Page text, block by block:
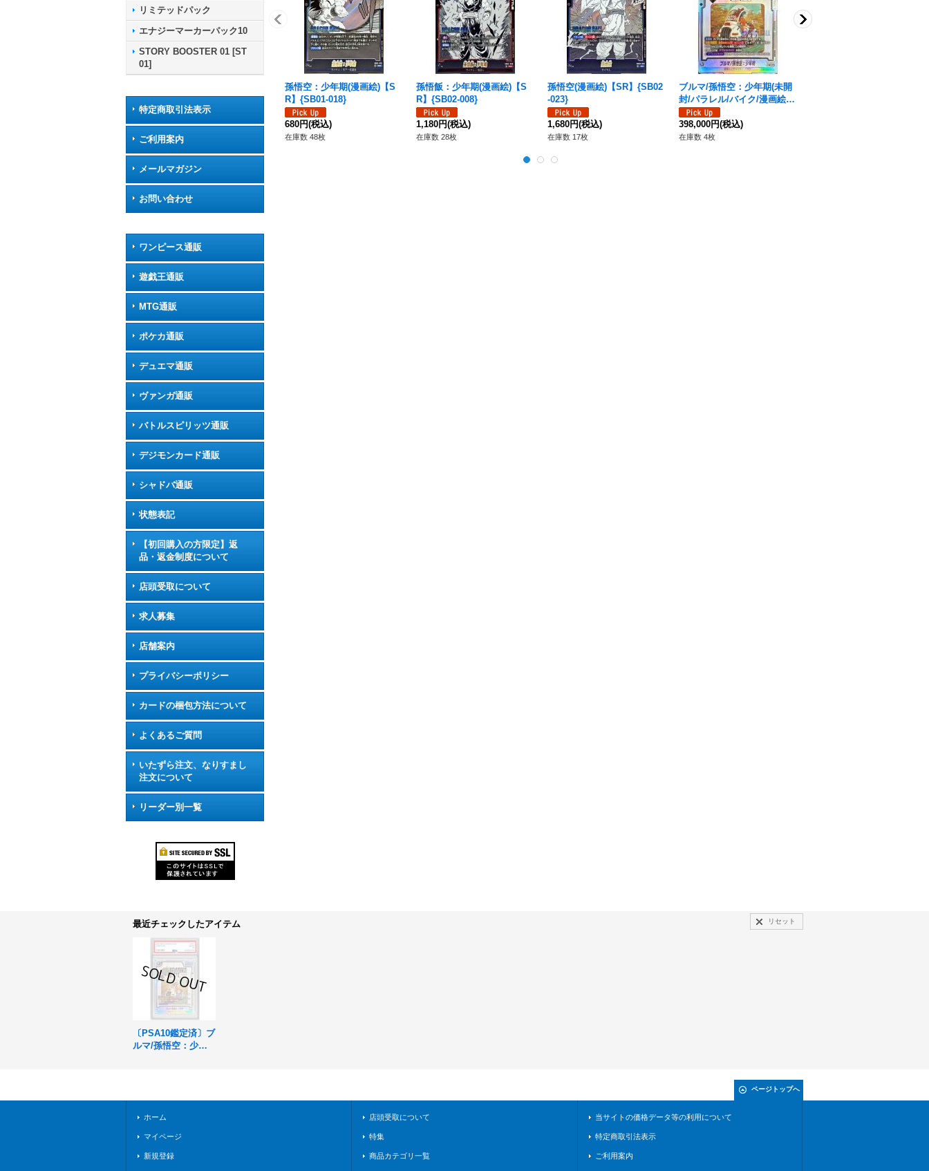
リミテッドパック
エナジーマーカーパック10
STORY BOOSTER 01 [ST
01]
特定商取引法表示
ご利用案内
メールマガジン
お問い合わせ
ワンピース通販
遊戯王通販
MTG通販
ポケカ通販
デュエマ通販
ヴァンガ通販
バトルスピリッツ通販
デジモンカード通販
シャドバ通販
状態表記
【初回購入の方限定】返
品・返金制度について
店頭受取について
求人募集
店舗案内
プライバシーポリシー
カードの梱包方法について
よくあるご質問
いたずら注文、なりすまし
注文について
リーダー別一覧
孫悟空：少年期(漫画絵)【S
R】{SB01-018}
680円(税込)
在庫数 48枚
孫悟飯：少年期(漫画絵)【S
R】{SB02-008}
1,180円(税込)
在庫数 28枚
孫悟空(漫画絵)【SR】{SB02
-023}
1,680円(税込)
在庫数 17枚
ブルマ/孫悟空：少年期(未開
封/パラレル/バイク/漫画絵)
【SR☆】{SB01-057}
398,000円(税込)
在庫数 4枚
最近チェックしたアイテム リセット
〔PSA10鑑定済〕ブ
ルマ/孫悟空：少年
ページトップへ
ホーム
マイページ
新規登録
店頭受取について
特集
商品カテゴリ一覧
当サイトの価格データ等の利用について
特定商取引法表示
ご利用案内